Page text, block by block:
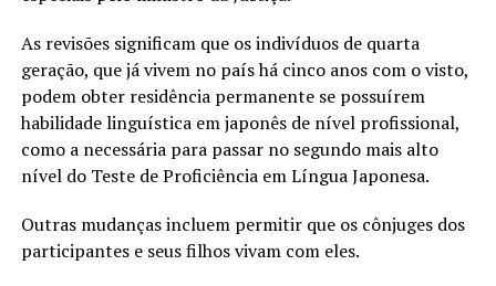
As revisões significam que os indivíduos de quarta
geração, que já vivem no país há cinco anos com o visto,
podem obter residência permanente se possuírem
habilidade linguística em japonês de nível profissional,
como a necessária para passar no segundo mais alto
nível do Teste de Proficiência em Língua Japonesa.
Outras mudanças incluem permitir que os cônjuges dos
participantes e seus filhos vivam com eles.